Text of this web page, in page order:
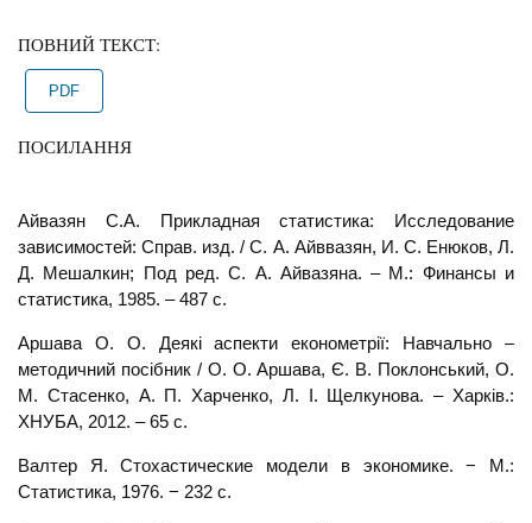
ПОВНИЙ ТЕКСТ:
PDF
ПОСИЛАННЯ
Айвазян С.А. Прикладная статистика: Исследование
зависимостей: Справ. изд. / С. А. Айввазян, И. С. Енюков, Л.
Д. Мешалкин; Под ред. С. А. Айвазяна. – М.: Финансы и
статистика, 1985. – 487 с.
Аршава О. О. Деякі аспекти економетрії: Навчально –
методичний посібник / О. О. Аршава, Є. В. Поклонський, О.
М. Стасенко, А. П. Харченко, Л. І. Щелкунова. – Харків.:
ХНУБА, 2012. – 65 с.
Валтер Я. Стохастические модели в экономике. − М.:
Статистика, 1976. − 232 с.